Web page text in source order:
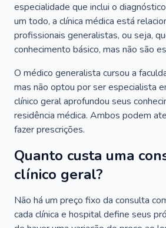
especialidade que inclui o
um todo, a clínica médica está
profissionais generalistas, ou seja,
conhecimento básico, mas não são
O médico generalista cursou a
mas não optou por ser especialista
clínico geral aprofundou seus
residência médica. Ambos podem
fazer prescrições.
Quanto custa uma
clínico geral?
Não há um preço fixo da consulta
cada clínica e hospital define seus